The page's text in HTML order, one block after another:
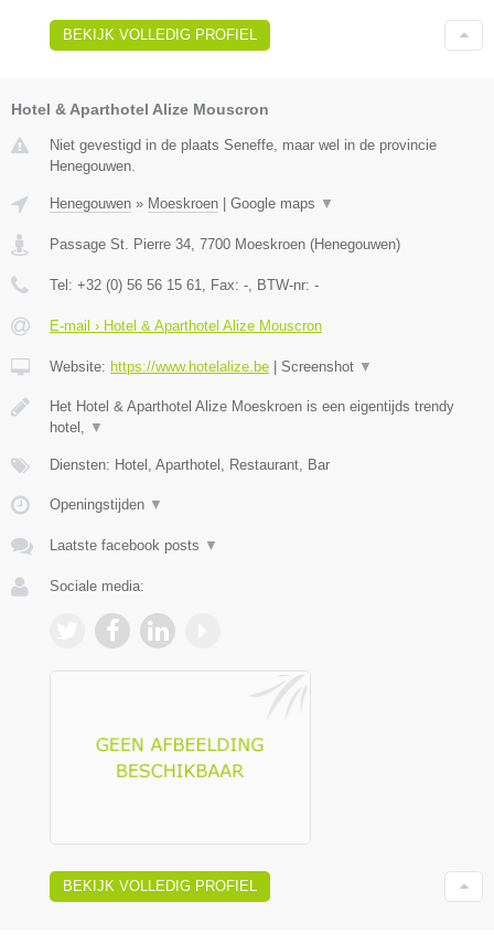
BEKIJK VOLLEDIG PROFIEL
Hotel & Aparthotel Alize Mouscron
Niet gevestigd in de plaats Seneffe, maar wel in de provincie
Henegouwen.
Henegouwen » Moeskroen | Google maps ▼
Passage St. Pierre 34 7700 Moeskroen (Henegouwen)
Tel: +32 (0) 56 56 15 61 , Fax: - , BTW-nr: -
E-mail › Hotel & Aparthotel Alize Mouscron
Website: https://www.hotelalize.be | Screenshot ▼
Het Hotel & Aparthotel Alize Moeskroen is een eigentijds trendy
hotel,
▼
Diensten: Hotel, Aparthotel, Restaurant, Bar
Openingstijden ▼
Laatste facebook posts ▼
Sociale media:
BEKIJK VOLLEDIG PROFIEL